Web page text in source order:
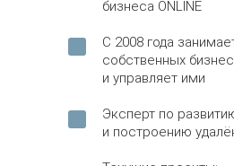
бизнеса ONLINE
С 2008 года
собственных
и управляет ими
Эксперт по
и построению